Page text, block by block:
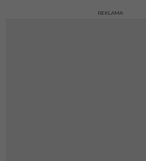
REKLAMA